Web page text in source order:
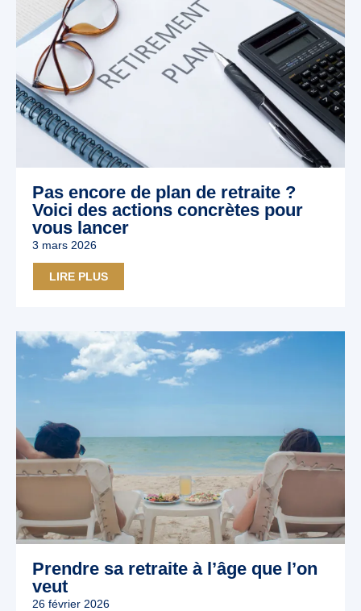
Pas encore de plan de retraite ?
Voici des actions concrètes pour
vous lancer
3 mars 2026
LIRE PLUS
Prendre sa retraite à l’âge que l’on
veut
26 février 2026